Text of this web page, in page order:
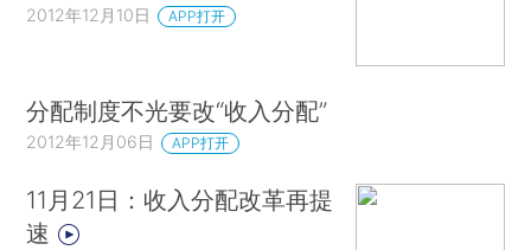
2012年12月10日 APP打开
分配制度不光要改“收入分配”
2012年12月06日 APP打开
11月21日：收入分配改革再提
速